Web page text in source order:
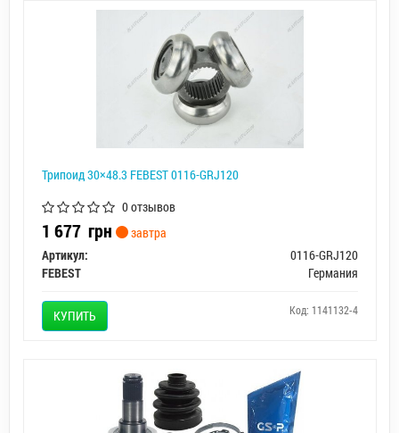
Трипоид 30×48.3 FEBEST 0116-GRJ120
0 отзывов
1 677 грн
завтра
Артикул:
0116-GRJ120
FEBEST
Германия
КУПИТЬ Код: 1141132-4